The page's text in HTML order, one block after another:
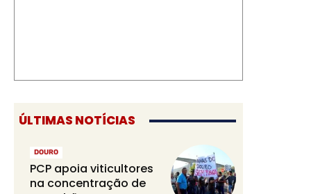
ÚLTIMAS NOTÍCIAS
DOURO
PCP apoia viticultores
na concentração de